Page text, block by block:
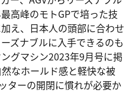
高峰のモトGPで培った技
え、日本人の頭部に合わせ
ズナブルに入手できるのも
グマシン2023年9月号に掲
なホールド感と軽快な被
ターの開閉に慣れが必要か